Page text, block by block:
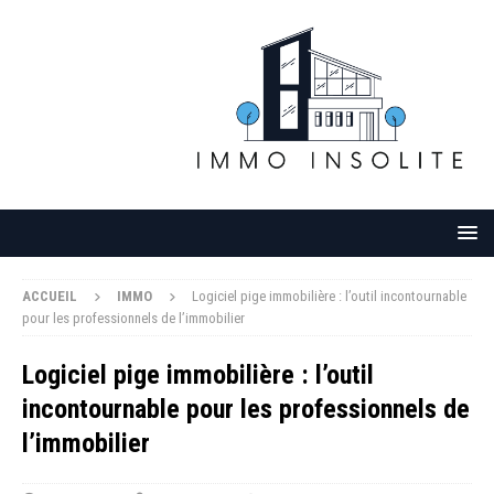
ACCUEIL IMMO
Logiciel pige immobilière : l’outil incontournable
pour les professionnels de l’immobilier
Logiciel pige immobilière : l’outil
incontournable pour les professionnels de
l’immobilier